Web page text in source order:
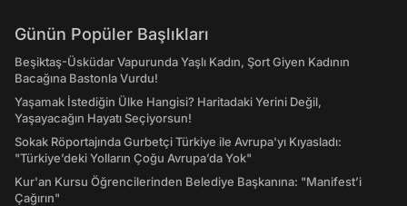
Günün Popüler Başlıkları
Beşiktaş-Üsküdar Vapurunda Yaşlı Kadın, Şort Giyen Kadının
Bacağına Bastonla Vurdu!
Yaşamak İstediğin Ülke Hangisi? Haritadaki Yerini Değil,
Yaşayacağın Hayatı Seçiyorsun!
Sokak Röportajında Gurbetçi Türkiye ile Avrupa'yı Kıyasladı:
"Türkiye’deki Yolların Çoğu Avrupa’da Yok"
Kur'an Kursu Öğrencilerinden Belediye Başkanına: "Manifest’i
Çağırın"